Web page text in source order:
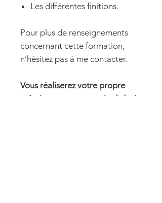
Les différentes finitions.
Pour plus de renseignements
concernant cette formation,
n’hésitez pas à me contacter.
Vous réaliserez votre propre
création en marqueterie de bois.